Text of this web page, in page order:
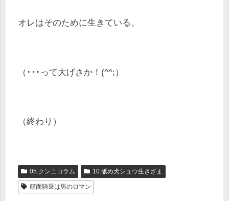
オレはそのために生きている。
（･･･って大げさか！(^^;）
（終わり）
05.クンニコラム 10.舐め犬シュウ生きざま
顔面騎乗は男のロマン